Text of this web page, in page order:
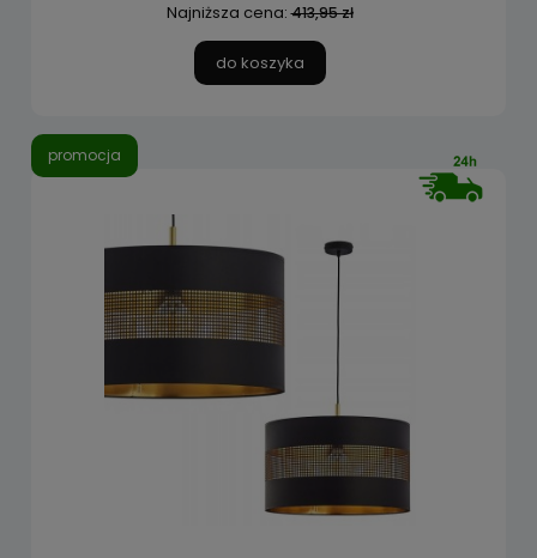
Najniższa cena:413,95 zł
do koszyka
promocja